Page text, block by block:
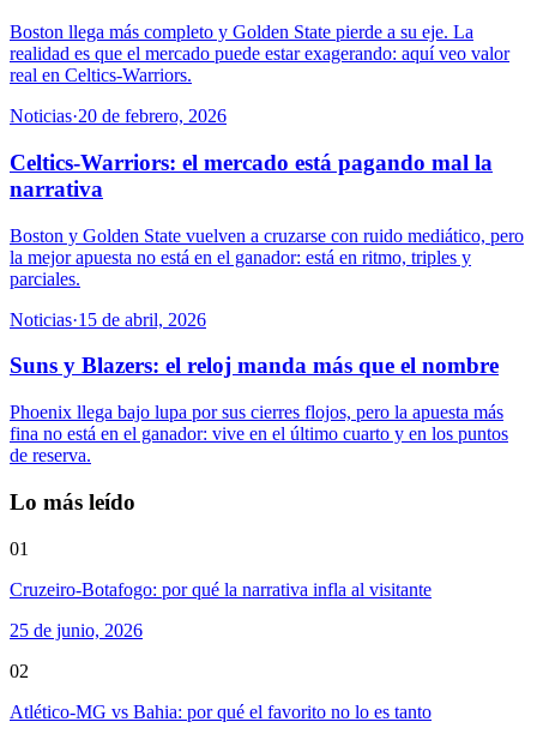
Boston llega más completo y Golden State pierde a su eje. La
realidad es que el mercado puede estar exagerando: aquí veo valor
real en Celtics-Warriors.
Noticias·20 de febrero, 2026
Celtics-Warriors: el mercado está pagando mal la
narrativa
Boston y Golden State vuelven a cruzarse con ruido mediático, pero
la mejor apuesta no está en el ganador: está en ritmo, triples y
parciales.
Noticias·15 de abril, 2026
Suns y Blazers: el reloj manda más que el nombre
Phoenix llega bajo lupa por sus cierres flojos, pero la apuesta más
fina no está en el ganador: vive en el último cuarto y en los puntos
de reserva.
Lo más leído
01
Cruzeiro-Botafogo: por qué la narrativa infla al visitante
25 de junio, 2026
02
Atlético-MG vs Bahia: por qué el favorito no lo es tanto